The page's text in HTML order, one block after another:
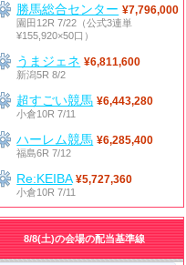
勝馬総合センター ¥7,796,000
園田12R 7/22（公式3連単
¥155,920×50口）
うまジェネ ¥6,811,600
新潟5R 8/2
超すごい競馬 ¥6,443,280
小倉10R 7/11
ハーレム競馬 ¥6,285,400
福島6R 7/12
Re:KEIBA ¥5,727,360
小倉10R 7/11
8/8(土)の会場の配当基準線